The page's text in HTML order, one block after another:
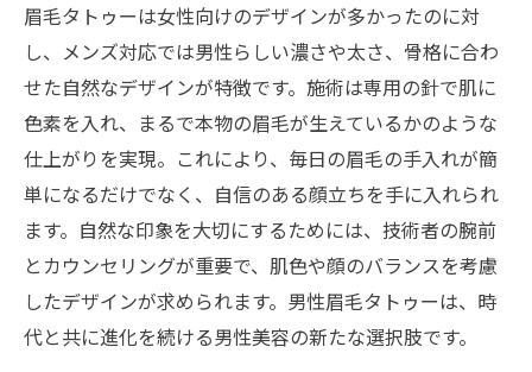
眉毛タトゥーは女性向けのデザインが多かったのに対
し、メンズ対応では男性らしい濃さや太さ、骨格に合わ
せた自然なデザインが特徴です。施術は専用の針で肌に
色素を入れ、まるで本物の眉毛が生えているかのような
仕上がりを実現。これにより、毎日の眉毛の手入れが簡
単になるだけでなく、自信のある顔立ちを手に入れられ
ます。自然な印象を大切にするためには、技術者の腕前
とカウンセリングが重要で、肌色や顔のバランスを考慮
したデザインが求められます。男性眉毛タトゥーは、時
代と共に進化を続ける男性美容の新たな選択肢です。